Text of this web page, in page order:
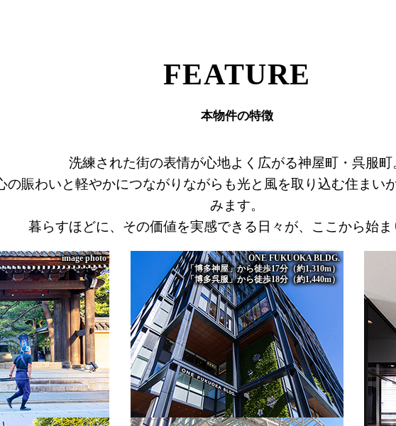
FEATURE
本物件の特徴
洗練された街の表情が心地よく広がる神屋町・呉服町
の賑わいと軽やかにつながりながらも光と風を取り込む住まい
みます。
暮らすほどに、その価値を実感できる日々が、ここから始ま
image photo
ONE FUKUOKA BLDG.
「博多神屋」から徒歩17分（約1,310m）
「博多呉服」から徒歩18分（約1,440m）